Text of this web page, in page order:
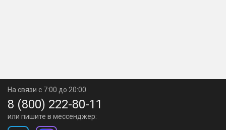
На связи с 7:00 до 20:00
8 (800) 222-80-11
или пишите в мессенджер: